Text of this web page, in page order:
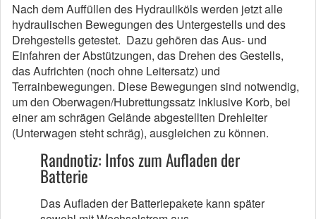
Nach dem Auffüllen des Hydrauliköls werden jetzt alle
hydraulischen Bewegungen des Untergestells und des
Drehgestells getestet. Dazu gehören das Aus- und
Einfahren der Abstützungen, das Drehen des Gestells,
das Aufrichten (noch ohne Leitersatz) und
Terrainbewegungen. Diese Bewegungen sind notwendig,
um den Oberwagen/Hubrettungssatz inklusive Korb, bei
einer am schrägen Gelände abgestellten Drehleiter
(Unterwagen steht schräg), ausgleichen zu können.
Randnotiz: Infos zum Aufladen der
Batterie
Das Aufladen der Batteriepakete kann später